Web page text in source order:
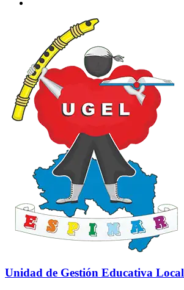
Unidad de Gestión Educativa Local